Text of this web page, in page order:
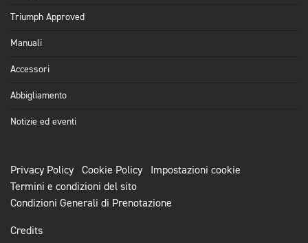
Triumph Approved
Manuali
Accessori
Abbigliamento
Notizie ed eventi
Privacy Policy Cookie Policy
Impostazioni cookie
Termini e condizioni del sito
Condizioni Generali di Prenotazione
Credits